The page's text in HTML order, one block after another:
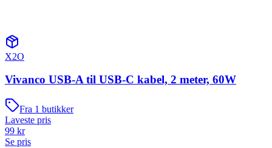
X2O
Vivanco USB-A til USB-C kabel, 2 meter, 60W
Fra 1 butikker
Laveste pris
99 kr
Se pris